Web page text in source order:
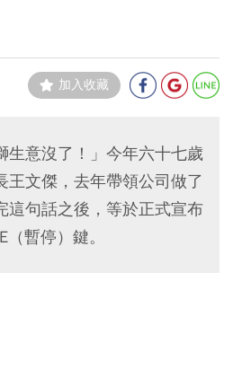
加入收藏
生意沒了！」今年六十七歲
王文傑，去年帶領公司做了
這句話之後，等於正式宣布
暫停）鍵。